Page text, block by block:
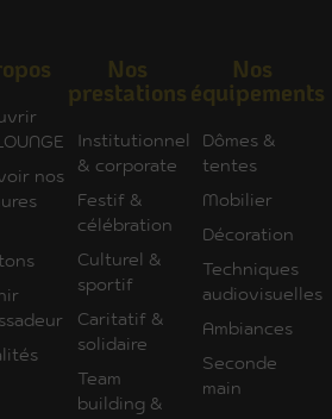
nos
Nos
prestations
Institutionnel
& corporate
Festif &
célébration
Culturel &
sportif
Caritatif &
solidaire
Team
building &
Nos
équipements
Dômes &
tentes
Mobilier
Décoration
Techniques
audiovisuelles
Ambiances
Seconde
main